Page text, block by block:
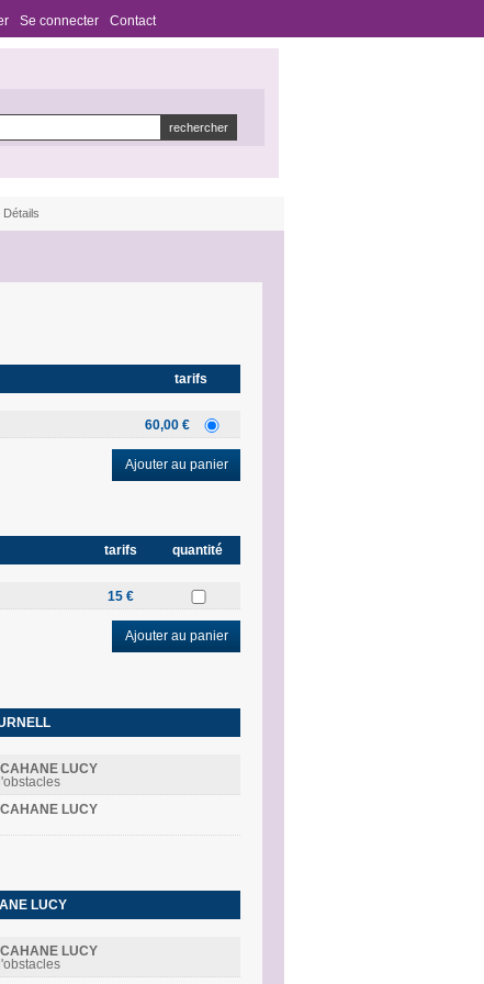
Se connecter Contact
Détails
tarifs
60,00 €
Ajouter au panier
quantité
tarifs
15 €
Ajouter au panier
LUCY
LUCY
LUCY
LUCY